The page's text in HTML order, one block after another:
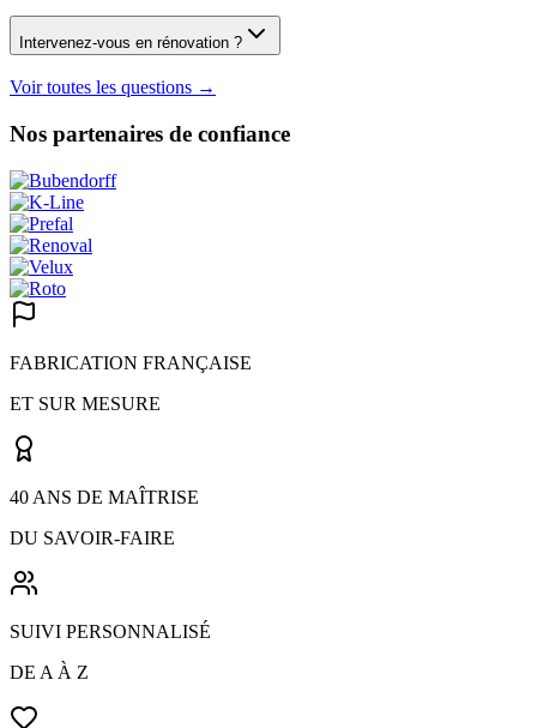
Intervenez-vous en rénovation ?
Voir toutes les questions →
Nos partenaires de confiance
FABRICATION FRANÇAISE
ET SUR MESURE
40 ANS DE MAÎTRISE
DU SAVOIR-FAIRE
SUIVI PERSONNALISÉ
DE A À Z